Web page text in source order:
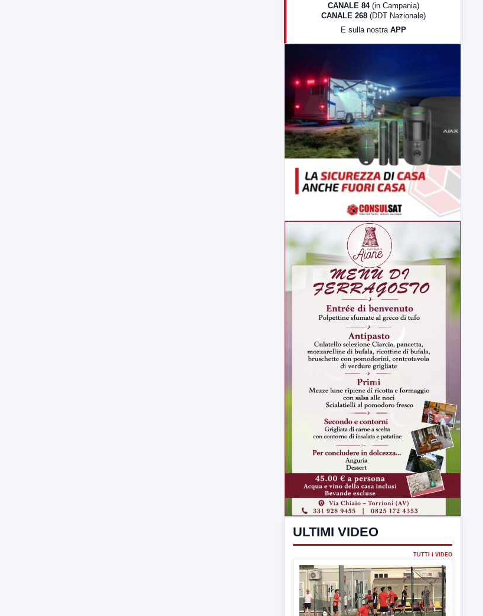
LabNews (Diretta)
CANALE 84 (in Campania)
CANALE 268 (DDT Nazionale)
E sulla nostra APP
ULTIMI VIDEO
TUTTI I VIDEO